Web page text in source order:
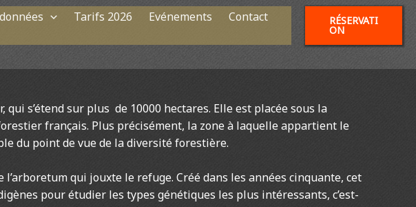
Tarifs 2026 Evénements
Contact
RÉSERVATI
ON
s’étend sur plus de 10000 hectares. Elle est placée sous la
français. Plus précisément, la zone à laquelle appartient le
du point de vue de la diversité forestière.
qui jouxte le refuge. Créé dans les années cinquante, cet
pour étudier les types génétiques les plus intéressants, c’est-